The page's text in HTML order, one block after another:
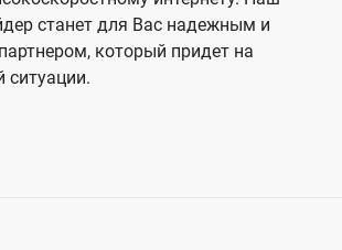
станет для Вас надежным и
который придет на